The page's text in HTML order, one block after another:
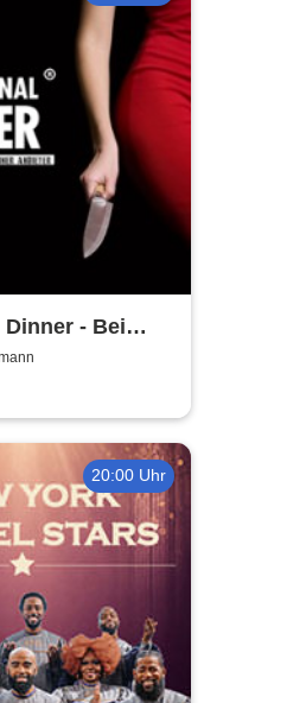
- Bei
20:00 Uhr